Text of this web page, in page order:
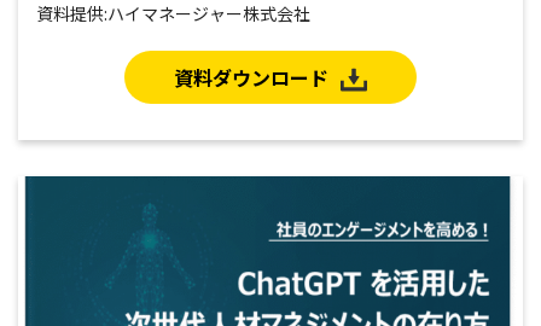
資料提供:ハイマネージャー株式会社
資料ダウンロード